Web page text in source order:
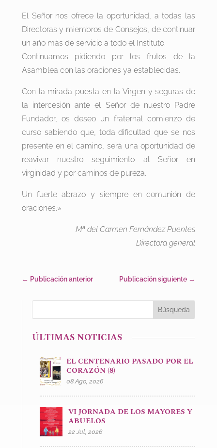
El Señor nos ofrece la oportunidad, a todas las
Directoras y miembros de Consejos, de continuar
un año más de servicio a todo el Instituto.
Continuamos pidiendo por los frutos de la
Asamblea con las oraciones ya establecidas.
Con la mirada puesta en la Virgen y seguras de
la intercesión ante el Señor de nuestro Padre
Fundador, os deseo un fraternal comienzo de
curso sabiendo que, toda dificultad que se nos
presente en el camino, será una oportunidad de
reavivar nuestro seguimiento al Señor en
virginidad y por caminos de pureza.
Un fuerte abrazo y siempre en comunión de
oraciones.»
Mª del Carmen Fernández Puentes
Directora general
← Publicación anterior Publicación siguiente →
ÚLTIMAS NOTICIAS
EL CENTENARIO PASADO POR EL
CORAZÓN (8)
08 Ago, 2026
VI JORNADA DE LOS MAYORES Y
ABUELOS
22 Jul, 2026